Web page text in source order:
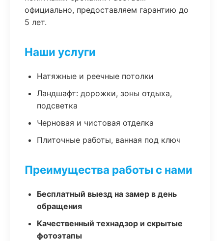
официально, предоставляем гарантию до
5 лет.
Наши услуги
Натяжные и реечные потолки
Ландшафт: дорожки, зоны отдыха,
подсветка
Черновая и чистовая отделка
Плиточные работы, ванная под ключ
Преимущества работы с нами
Бесплатный выезд на замер в день
обращения
Качественный технадзор и скрытые
фотоэтапы